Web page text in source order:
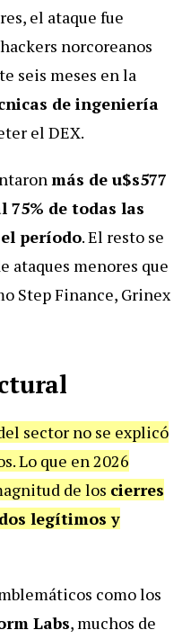
el ataque fue
norcoreanos
seis meses en la
de ingeniería
el DEX.
más de u$s577
de todas las
período. El resto se
ataques menores que
Step Finance, Grinex
sector no se explicó
Lo que en 2026
de los cierres
legítimos y
como los
Labs, muchos de